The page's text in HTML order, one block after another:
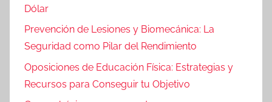
Dólar
Prevención de Lesiones y Biomecánica: La
Seguridad como Pilar del Rendimiento
Oposiciones de Educación Física: Estrategias y
Recursos para Conseguir tu Objetivo